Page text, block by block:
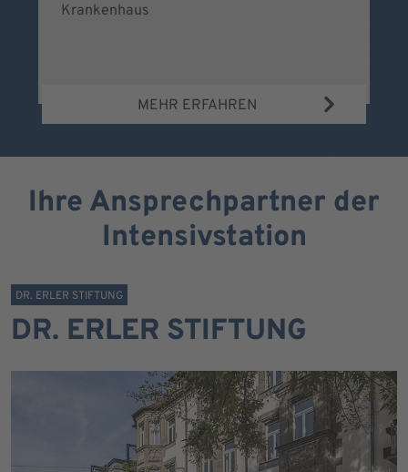
Krankenhaus
MEHR ERFAHREN
Ihre Ansprechpartner der
Intensivstation
DR. ERLER STIFTUNG
DR. ERLER STIFTUNG